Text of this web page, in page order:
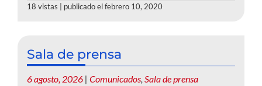
18 vistas | publicado el febrero 10, 2020
Sala de prensa
6 agosto, 2026 | Comunicados Sala de prensa